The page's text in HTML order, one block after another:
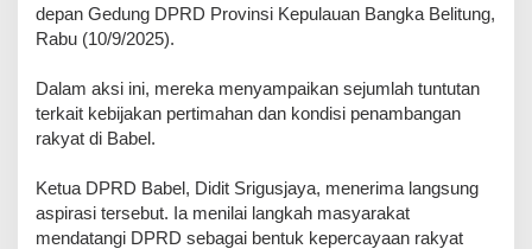
depan Gedung DPRD Provinsi Kepulauan Bangka Belitung,
Rabu (10/9/2025).
‎Dalam aksi ini, mereka menyampaikan sejumlah tuntutan
terkait kebijakan pertimahan dan kondisi penambangan
rakyat di Babel.
‎Ketua DPRD Babel, Didit Srigusjaya, menerima langsung
aspirasi tersebut. Ia menilai langkah masyarakat
mendatangi DPRD sebagai bentuk kepercayaan rakyat